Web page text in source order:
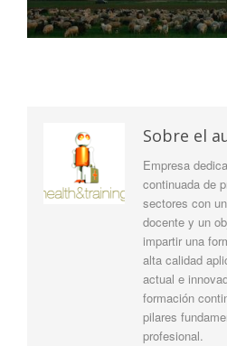
Sobre el
Empresa
continuada de
sectores con
docente y un
impartir una
alta calidad
actual e
formación
pilares
profesional.